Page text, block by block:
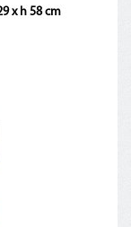
x h 58 cm